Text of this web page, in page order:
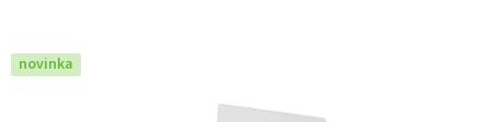
je
0,0
novinka